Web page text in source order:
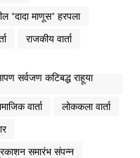
"दादा माणूस" हरपला
राजकीय वार्ता
सर्वजण कटिबद्ध राहूया
वार्ता
लोककला वार्ता
समारंभ संपन्न